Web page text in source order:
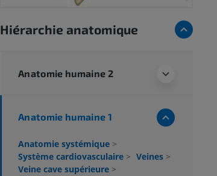
Hiérarchie anatomique
Anatomie humaine 2
Anatomie humaine 1
Anatomie systémique >
Système cardiovasculaire > Veines >
Veine cave supérieure >